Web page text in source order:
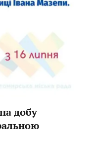
добу